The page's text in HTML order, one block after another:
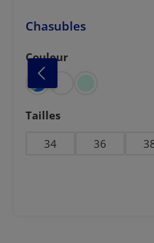
Chasubles
Sélectionnez
Couleur
Sélectionnez
Tailles
34 36